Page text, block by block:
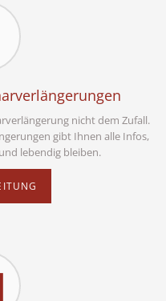
nicht dem Zufall.
gibt Ihnen alle Infos,
lebendig bleiben.